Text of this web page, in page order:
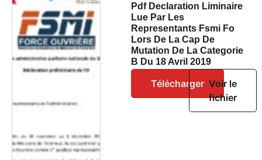
Pdf Declaration Liminaire
Lue Par Les
Representants Fsmi Fo
Lors De La Cap De
Mutation De La Categorie
B Du 18 Avril 2019
Télécharger Voir le
fichier